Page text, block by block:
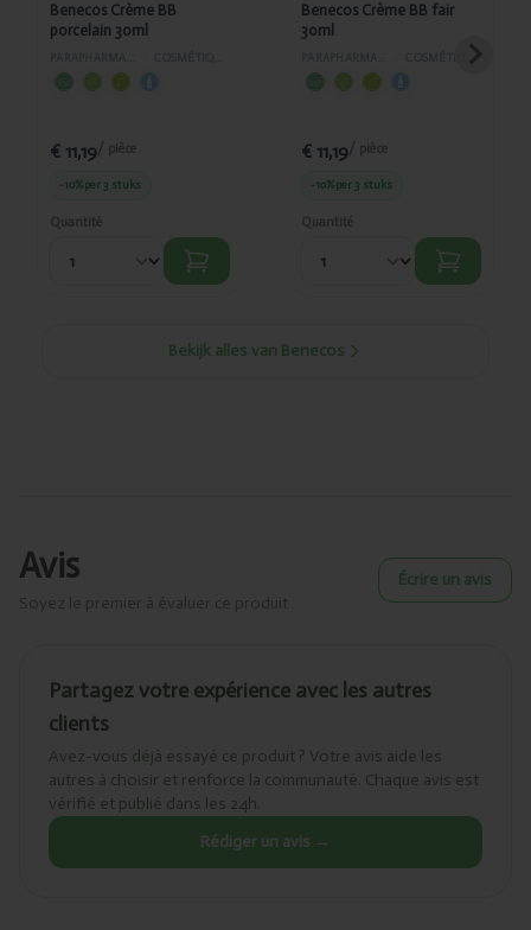
Benecos Crème BB
porcelain 30ml
€ 11,19/ pièce
-10%per 3 stuks
Quantité
Benecos Crème BB fair
30ml
COSMÉTIQUES
€ 11,19/ pièce
-10%per 3 stuks
Quantité
Bekijk alles van Benecos
Avis Écrire un avis
Partagez votre expérience avec les autres
clients
Avez-vous déjà essayé ce produit ? Votre avis aide les
autres à choisir et renforce la communauté. Chaque avis est
vérifié et publié dans les 24h.
Rédiger un avis →